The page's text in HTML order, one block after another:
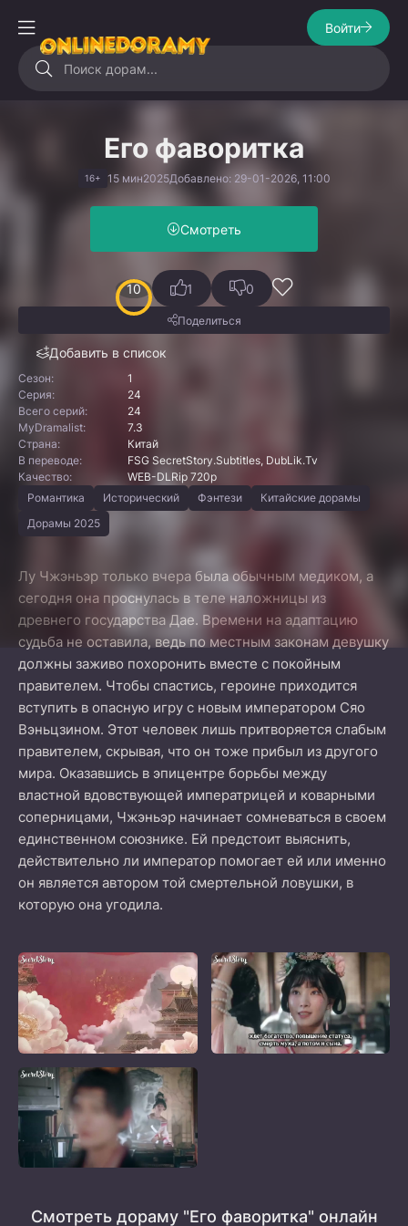
Войти
Его фаворитка
16+ 15 мин2025Добавлено: 29-01-2026, 11:00
Смотреть
10
Добавить в список
1 0
Поделиться
Сезон:
1
Серия:
24
Всего серий:
24
MyDramalist:
7.3
Страна:
Китай
В переводе:
FSG SecretStory.Subtitles, DubLik.Tv
Качество:
WEB-DLRip 720p
Романтика
Исторический Фэнтези
Китайские дорамы
Дорамы 2025
Лу Чжэньэр только вчера была обычным медиком, а
сегодня она проснулась в теле наложницы из
древнего государства Дае. Времени на адаптацию
судьба не оставила, ведь по местным законам девушку
должны заживо похоронить вместе с покойным
правителем. Чтобы спастись, героине приходится
вступить в опасную игру с новым императором Сяо
Вэньцзином. Этот человек лишь притворяется слабым
правителем, скрывая, что он тоже прибыл из другого
мира. Оказавшись в эпицентре борьбы между
властной вдовствующей императрицей и коварными
соперницами, Чжэньэр начинает сомневаться в своем
единственном союзнике. Ей предстоит выяснить,
действительно ли император помогает ей или именно
он является автором той смертельной ловушки, в
которую она угодила.
Смотреть дораму "Его фаворитка" онлайн